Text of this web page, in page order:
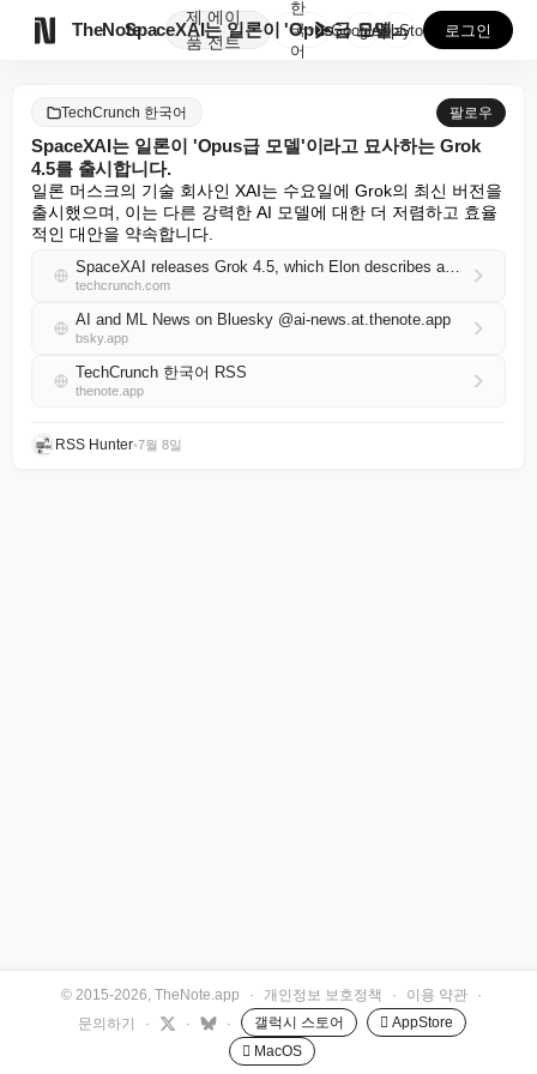
TheNote
제
품
에이
전트
SpaceXAI는 일론이 'Opus급 모델'이라고 묘사...
한
국
어
GooglePlay
AppStore 로그인
TechCrunch 한국어 팔로우
SpaceXAI는 일론이 'Opus급 모델'이라고 묘사하는 Grok
4.5를 출시합니다.
일론 머스크의 기술 회사인 XAI는 수요일에 Grok의 최신 버전을
출시했으며, 이는 다른 강력한 AI 모델에 대한 더 저렴하고 효율
적인 대안을 약속합니다.
SpaceXAI releases Grok 4.5, which Elon describes as an ‘Opus-class model’
techcrunch.com
AI and ML News on Bluesky @ai-news.at.thenote.app
bsky.app
TechCrunch 한국어 RSS
thenote.app
RSS Hunter•7월 8일
© 2015-2026, TheNote.app · 개인정보 보호정책 · 이용 약관
·
문의하기
· · · 갤럭시 스토어
 AppStore
 MacOS